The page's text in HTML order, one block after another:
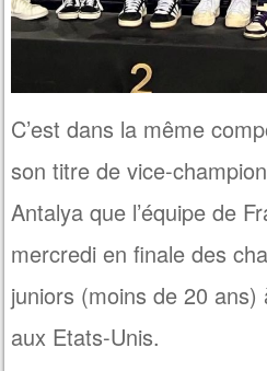
C’est dans la même
son titre de vice-
Antalya que l’équipe de
mercredi en finale des
juniors (moins de 20
aux Etats-Unis.